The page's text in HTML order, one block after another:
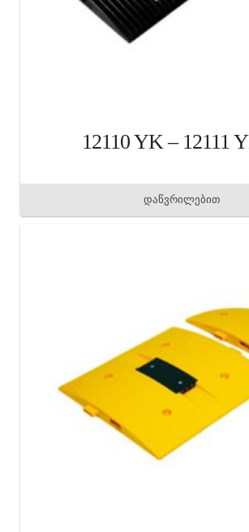
12110 YK – 12111
დაწვრილებით